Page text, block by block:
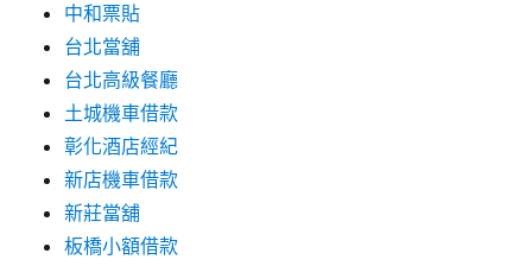
中和票貼
台北當舖
台北高級餐廳
土城機車借款
彰化酒店經紀
新店機車借款
新莊當舖
板橋小額借款